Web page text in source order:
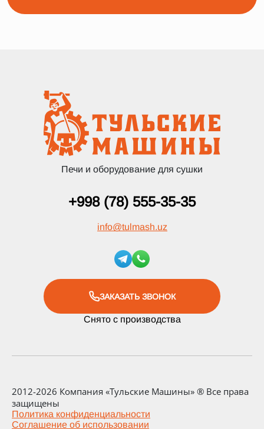
Печи и оборудование для сушки
+998 (78) 555-35-35
info@tulmash.uz
ЗАКАЗАТЬ ЗВОНОК
Снято с производства
2012-2026 Компания «Тульские Машины» ® Все права
защищены
Политика конфиденциальности
Соглашение об использовании